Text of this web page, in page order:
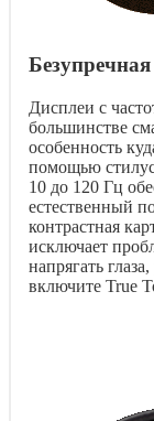
Дисплеи с
большинстве
особенность
помощью
10 до 120 Гц
естественный
контрастная
исключает
напрягать
включите True